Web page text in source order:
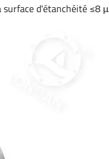
d'étanchéité ≤8